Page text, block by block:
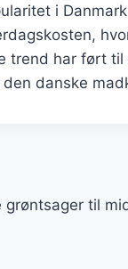
i
trend har ført
danske
til